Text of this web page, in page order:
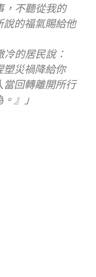
，不聽從我的
說的福氣賜給他
的居民說：
塑災禍降給你
當回轉離開所行
』」